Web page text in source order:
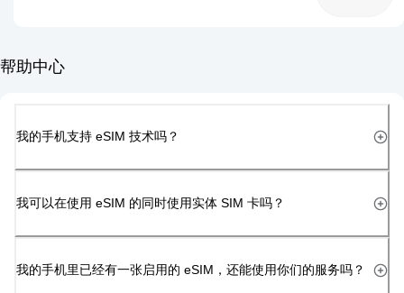
帮助中心
我的手机支持 eSIM 技术吗？
我可以在使用 eSIM 的同时使用实体 SIM 卡吗？
我的手机里已经有一张启用的 eSIM，还能使用你们的服务吗？